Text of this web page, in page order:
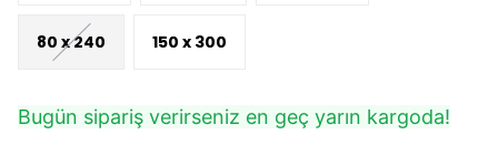
80 x 240 150 x 300
Bugün sipariş verirseniz en geç yarın kargoda!